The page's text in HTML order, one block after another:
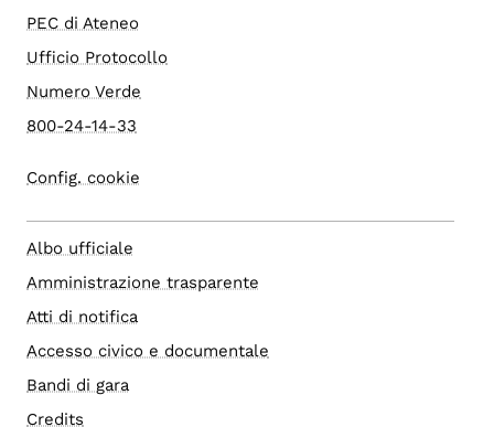
PEC di Ateneo
Ufficio Protocollo
Numero Verde
800-24-14-33
Config. cookie
Albo ufficiale
Amministrazione trasparente
Atti di notifica
Accesso civico e documentale
Bandi di gara
Credits